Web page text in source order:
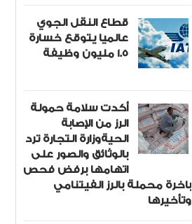
قطاع النقل الجوي
عالميا يتوقع خسارة
1.5 مليون وظيفة
أكدت سلامة حمولة
الرز من الإصابة
الحيةوزارة التجارة ترد
بالوثائق والصور على
اتهامها برفض فحص
باخرة محملة بالرز الفيتنامي
وتأخيرها